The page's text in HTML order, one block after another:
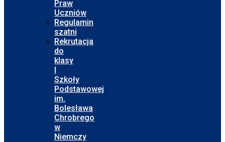
Praw
Uczniów
Regulamin
szatni
Rekrutacja
do
klasy
I
Szkoły
Podstawowej
im.
Bolesława
Chrobrego
w
Niemczy